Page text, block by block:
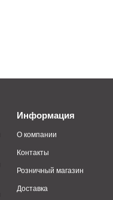
Информация
О компании
Контакты
Розничный магазин
Доставка